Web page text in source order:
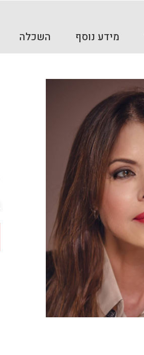
מידע נוסף השכלה